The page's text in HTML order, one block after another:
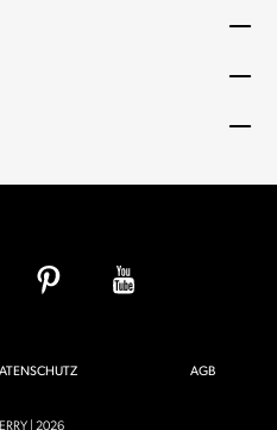
AGB